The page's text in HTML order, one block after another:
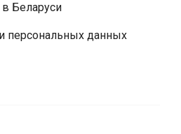
Беларуси
персональных данных